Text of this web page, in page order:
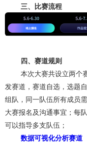
三、比赛流程
四、赛道规则
本次大赛共设立两个赛
发赛道，赛道自选，选题
组队，同一队伍所有成员
大赛报名及沟通事宜；每
可以指导多支队伍；
数据可视化分析赛道